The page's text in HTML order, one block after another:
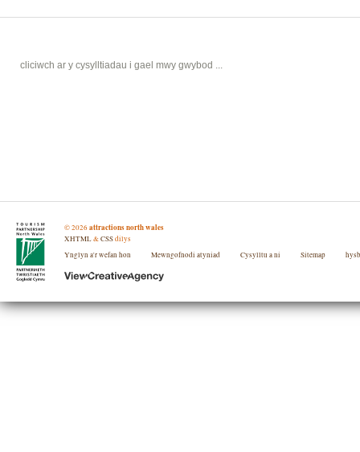
cliciwch ar y cysylltiadau i gael mwy gwybod ...
©2026attractions north wales
XHTML&CSSdilys
Ynglyn a'r wefan hon
Mewngofnodi atyniad Cysylltu a ni Sitemap